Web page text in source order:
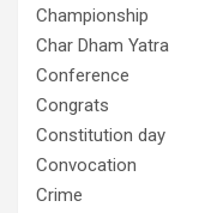
Championship
Char Dham Yatra
Conference
Congrats
Constitution day
Convocation
Crime